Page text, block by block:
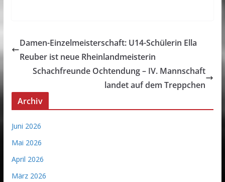
Damen-Einzelmeisterschaft: U14-Schülerin Ella
Reuber ist neue Rheinlandmeisterin
Schachfreunde Ochtendung – IV. Mannschaft
landet auf dem Treppchen
Archiv
Juni 2026
Mai 2026
April 2026
März 2026